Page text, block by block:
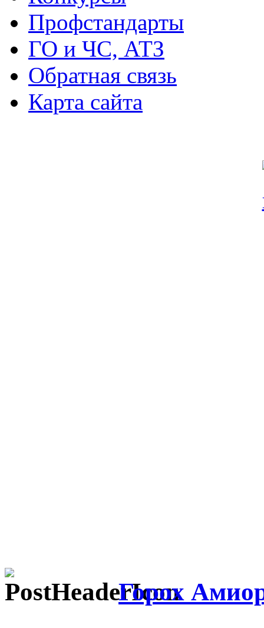
Профстандарты
ГО и ЧС, АТЗ
Обратная связь
Карта сайта
Горох